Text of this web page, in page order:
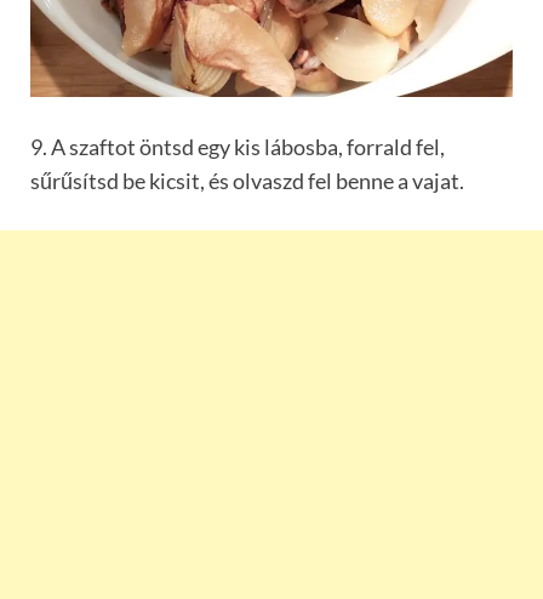
9. A szaftot öntsd egy kis lábosba, forrald fel,
sűrűsítsd be kicsit, és olvaszd fel benne a vajat.